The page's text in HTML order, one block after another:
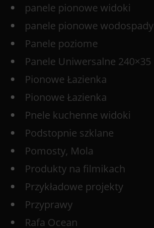
panele pionowe widoki
panele pionowe wodospady
Panele poziome
Panele Uniwersalne 240×35
Pionowe Łazienka
Pionowe Łazienka
Pnele kuchenne widoki
Podstopnie szklane
Pomosty, Mola
Produkty na filmikach
Przykładowe projekty
Przyprawy
Rafa Ocean